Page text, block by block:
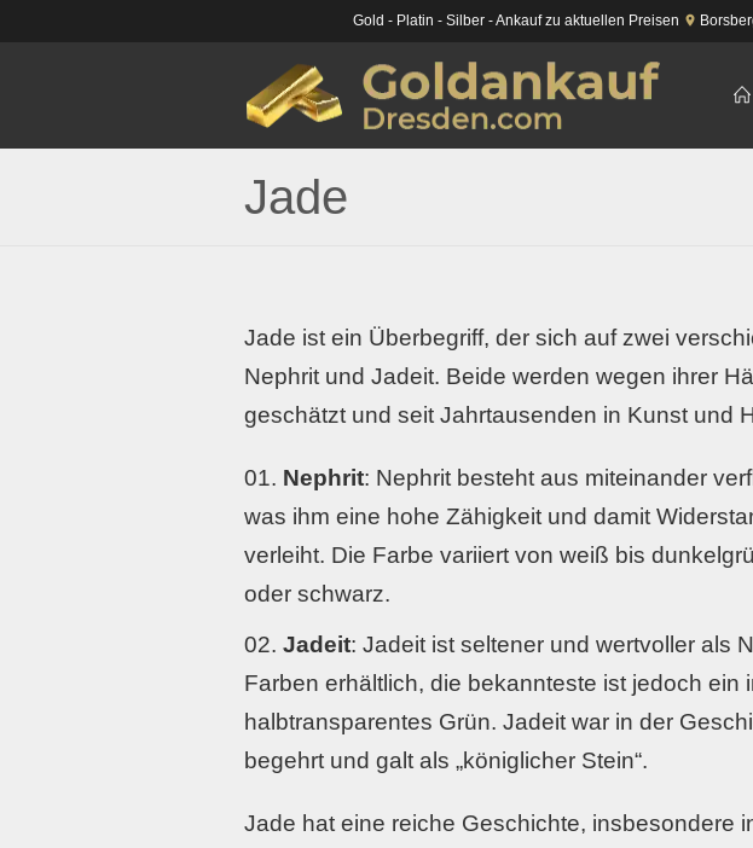
Gold - Platin - Silber - Ankauf zu aktuellen Preisen
Jade
Jade ist ein Überbegriff, der sich auf zwei
Nephrit und Jadeit. Beide werden wegen ihrer
geschätzt und seit Jahrtausenden in Kunst und
Nephrit: Nephrit besteht aus miteinander
was ihm eine hohe Zähigkeit und damit
verleiht. Die Farbe variiert von weiß bis
oder schwarz.
Jadeit: Jadeit ist seltener und wertvoller als
Farben erhältlich, die bekannteste ist jedoch ein
halbtransparentes Grün. Jadeit war in der
begehrt und galt als „königlicher Stein“.
Jade hat eine reiche Geschichte, insbesondere